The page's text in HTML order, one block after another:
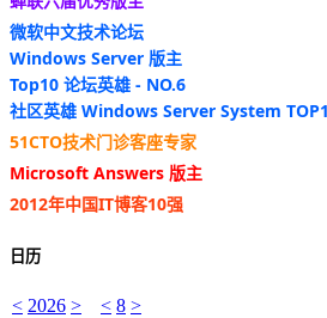
微软中文技术论坛
Windows Server 版主
Top10 论坛英雄 - NO.6
社区英雄 Windows Server System TOP1
51CTO技术门诊客座专家
Microsoft Answers 版主
2012年中国IT博客10强
日历
< 2026 > < 8 >